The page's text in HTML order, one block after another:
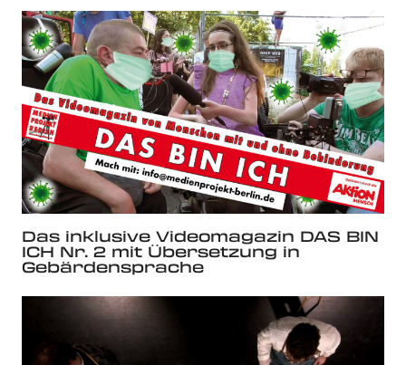
Das inklusive Videomagazin DAS BIN
ICH Nr. 2 mit Übersetzung in
Gebärdensprache